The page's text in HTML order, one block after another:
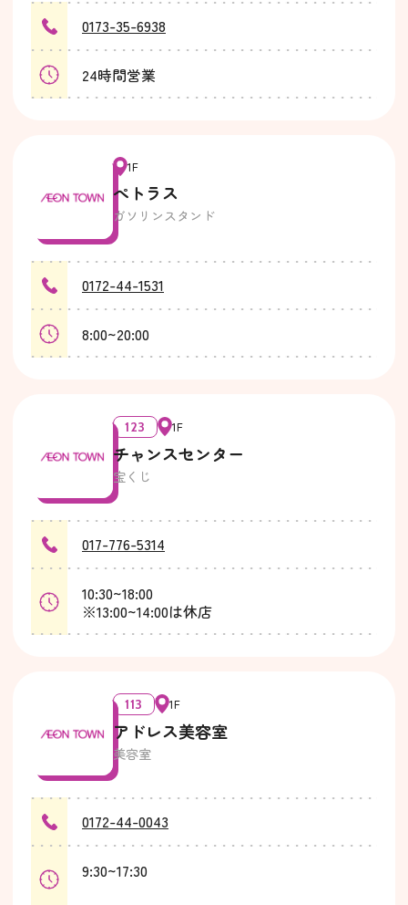
0173-35-6938
24時間営業
1F
ぺトラス
ガソリンスタンド
0172-44-1531
8:00~20:00
123 1F
チャンスセンター
宝くじ
017-776-5314
10:30~18:00
※13:00~14:00は休店
113 1F
アドレス美容室
美容室
0172-44-0043
9:30~17:30